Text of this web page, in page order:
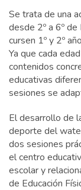
Se trata de una
desde 2º a 6º
cursen 1º y 2º
Ya que cada
contenidos
educativas
sesiones se
El desarrollo de
deporte del
dos sesiones
el centro
escolar y
de Educación